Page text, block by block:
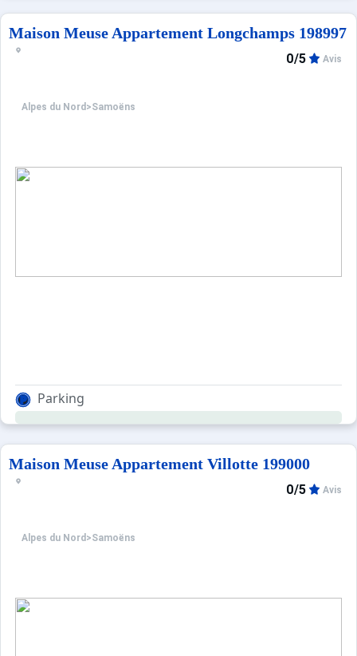
Maison Meuse Appartement Longchamps 198997
Alpes du Nord >Samoëns
0/5 Avis
Parking
Maison Meuse Appartement Villotte 199000
Alpes du Nord >Samoëns
0/5 Avis